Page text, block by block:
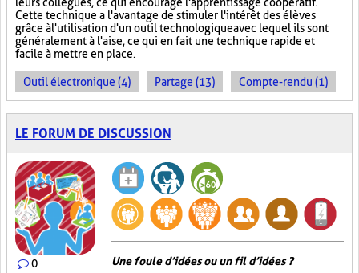
Cette technique a l'avantage de stimuler l'intérêt des élèves
grâce à l'utilisation d'un outil technologique avec lequel ils sont
généralement à l'aise, ce qui en fait une technique rapide et
facile à mettre en place.
Outil électronique (4) Partage (13) Compte-rendu (1)
LE FORUM DE DISCUSSION
0 Une foule d’idées ou un fil d’idées ?